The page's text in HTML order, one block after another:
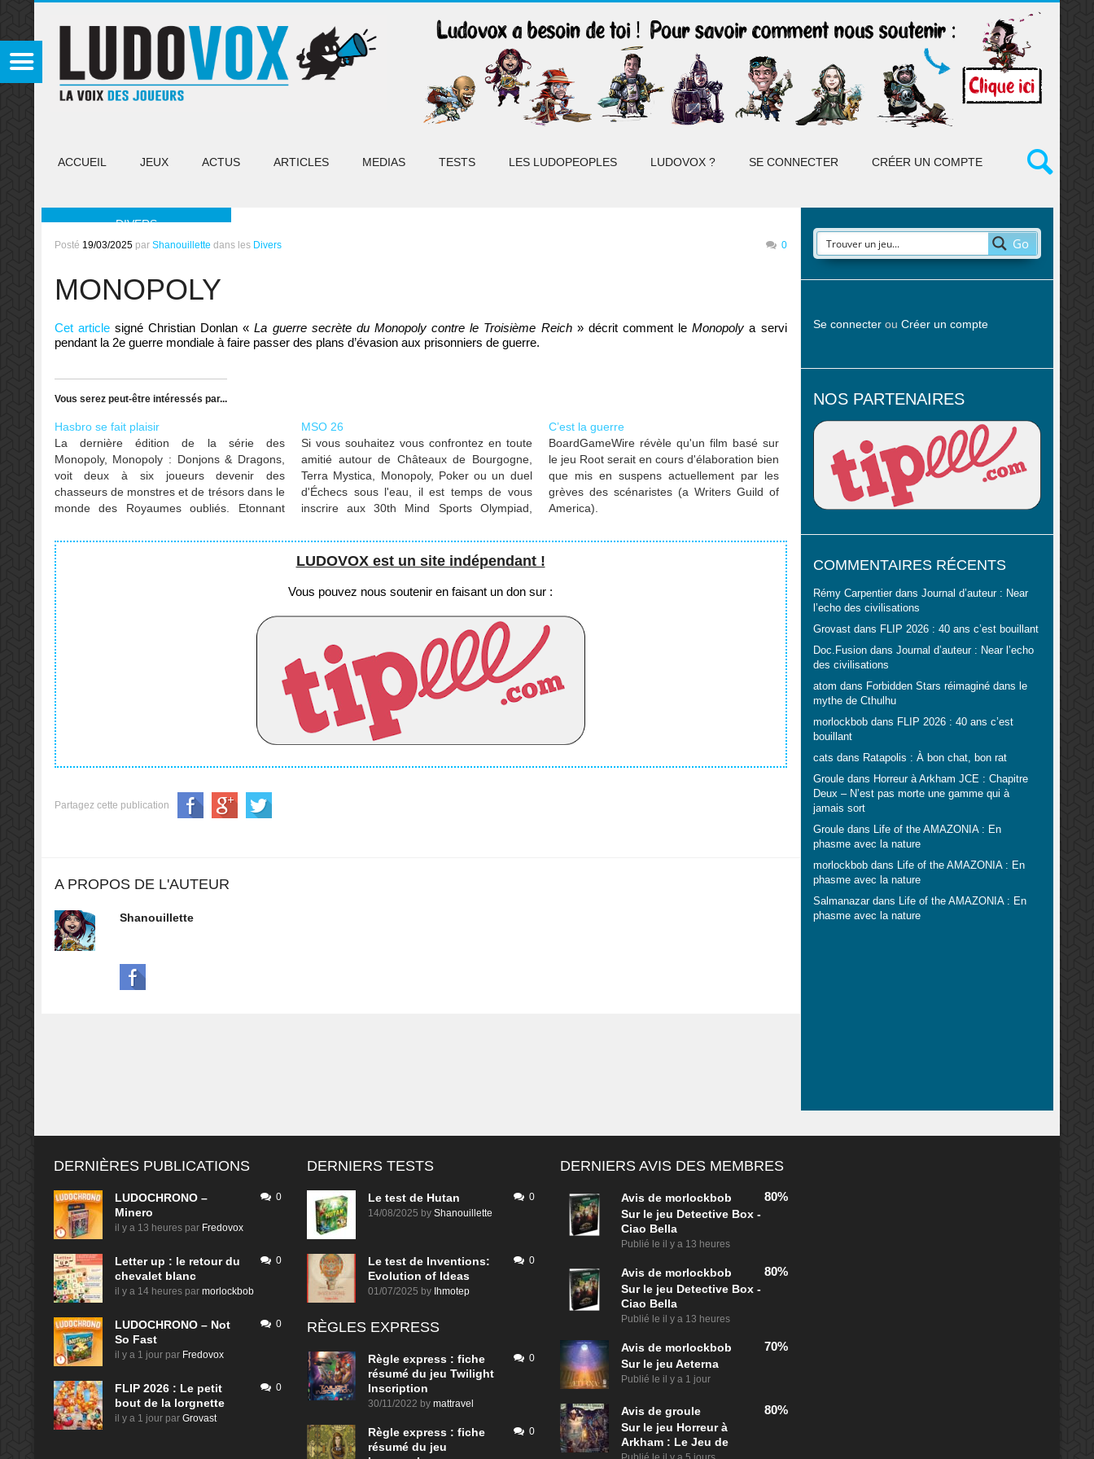
ACCUEIL JEUX ACTUS ARTICLES MEDIAS TESTS LES LUDOPEOPLES LUDOVOX ? SE CONNECTER CRÉER UN COMPTE
DIVERS
Posté 19/03/2025 par Shanouillette dans les Divers 0
MONOPOLY
Cet articlesigné Christian Donlan «La guerre secrète du Monopoly contre le Troisième Reich» décrit comment leMonopoly a servi
pendant la 2e guerre mondiale à faire passer des plans d’évasion aux prisonniers de guerre.
Vous serez peut-être intéressés par...
Hasbro se fait plaisir
La dernière édition de la série des
Monopoly, Monopoly : Donjons & Dragons,
voit deux à six joueurs devenir des
chasseurs de monstres et de trésors dans le
monde des Royaumes oubliés. Etonnant
maintenant, après tout, Hasbro, détenteur
de la licence du jeu de société…
MSO 26
Si vous souhaitez vous confrontez en toute
amitié autour de Châteaux de Bourgogne,
Terra Mystica, Monopoly, Poker ou un duel
d'Échecs sous l'eau, il est temps de vous
inscrire aux 30th Mind Sports Olympiad,
C’est la guerre
BoardGameWire révèle qu'un film basé sur
le jeu Root serait en cours d'élaboration bien
que mis en suspens actuellement par les
grèves des scénaristes (a Writers Guild of
America).
LUDOVOX est un site indépendant !
Vous pouvez nous soutenir en faisant un don sur :
Partagez cette publication
A PROPOS DE L'AUTEUR
Shanouillette
Go
Se connecterou Créer un compte
NOS PARTENAIRES
COMMENTAIRES RÉCENTS
Rémy Carpentierdans Journal d’auteur : Near
l’echo des civilisations
Grovastdans FLIP 2026 : 40 ans c’est bouillant
Doc.Fusiondans Journal d’auteur : Near l’echo
des civilisations
atom dans Forbidden Stars réimaginé dans le
mythe de Cthulhu
morlockbobdans FLIP 2026 : 40 ans c’est
bouillant
cats dans Ratapolis : À bon chat, bon rat
Grouledans Horreur à Arkham JCE : Chapitre
Deux – N’est pas morte une gamme qui à
jamais sort
Grouledans Life of the AMAZONIA : En
phasme avec la nature
morlockbobdans Life of the AMAZONIA : En
phasme avec la nature
Salmanazardans Life of the AMAZONIA : En
phasme avec la nature
DERNIÈRES PUBLICATIONS
LUDOCHRONO –
Minero
il y a 13 heures par Fredovox
0
Letter up : le retour du
chevalet blanc
il y a 14 heures par morlockbob
0
LUDOCHRONO – Not
So Fast
il y a 1 jour par Fredovox
0
FLIP 2026 : Le petit
bout de la lorgnette
il y a 1 jour par Grovast
0
DERNIERS TESTS
Le test de Hutan
14/08/2025 by Shanouillette
0
Le test de Inventions:
Evolution of Ideas
01/07/2025 by Ihmotep
0
RÈGLES EXPRESS
Règle express : fiche
résumé du jeu Twilight
Inscription
30/11/2022 by mattravel
0
Règle express : fiche
résumé du jeu
0
DERNIERS AVIS DES MEMBRES
Avis de morlockbob
Sur le jeu Detective Box -
Ciao Bella
Publié le il y a 13 heures
80%
Avis de morlockbob
Sur le jeu Detective Box -
Ciao Bella
Publié le il y a 13 heures
80%
Avis de morlockbob
Sur le jeu Aeterna
Publié le il y a 1 jour
70%
Avis de groule
Sur le jeu Horreur à
Arkham : Le Jeu de
80%